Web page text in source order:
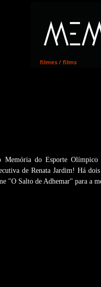
filmes / films
Memória do Esporte
de Renata Jardim! Há
"O Salto de Adhemar" para a